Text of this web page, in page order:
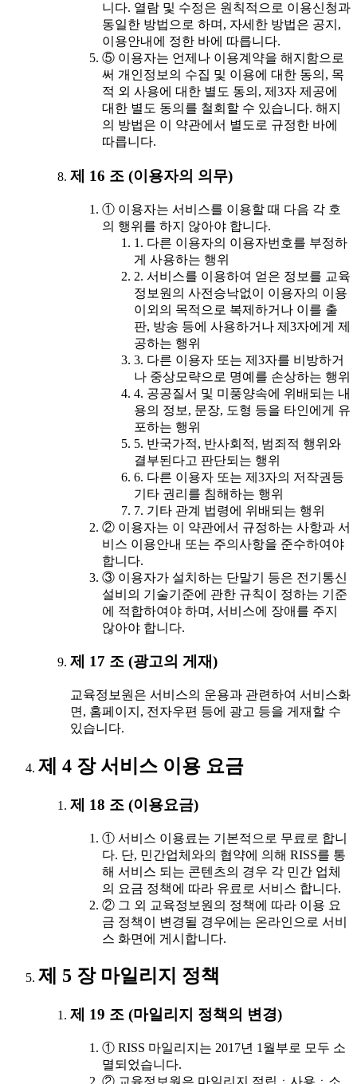
니다. 열람 및 수정은 원칙적으로 이용신청과
동일한 방법으로 하며, 자세한 방법은 공지,
이용안내에 정한 바에 따릅니다.
⑤ 이용자는 언제나 이용계약을 해지함으로
써 개인정보의 수집 및 이용에 대한 동의, 목
적 외 사용에 대한 별도 동의, 제3자 제공에
대한 별도 동의를 철회할 수 있습니다. 해지
의 방법은 이 약관에서 별도로 규정한 바에
따릅니다.
제 16 조 (이용자의 의무)
① 이용자는 서비스를 이용할 때 다음 각 호
의 행위를 하지 않아야 합니다.
1. 다른 이용자의 이용자번호를 부정하
게 사용하는 행위
2. 서비스를 이용하여 얻은 정보를 교육
정보원의 사전승낙없이 이용자의 이용
이외의 목적으로 복제하거나 이를 출
판, 방송 등에 사용하거나 제3자에게 제
공하는 행위
3. 다른 이용자 또는 제3자를 비방하거
나 중상모략으로 명예를 손상하는 행위
4. 공공질서 및 미풍양속에 위배되는 내
용의 정보, 문장, 도형 등을 타인에게 유
포하는 행위
5. 반국가적, 반사회적, 범죄적 행위와
결부된다고 판단되는 행위
6. 다른 이용자 또는 제3자의 저작권등
기타 권리를 침해하는 행위
7. 기타 관계 법령에 위배되는 행위
② 이용자는 이 약관에서 규정하는 사항과 서
비스 이용안내 또는 주의사항을 준수하여야
합니다.
③ 이용자가 설치하는 단말기 등은 전기통신
설비의 기술기준에 관한 규칙이 정하는 기준
에 적합하여야 하며, 서비스에 장애를 주지
않아야 합니다.
제 17 조 (광고의 게재)
교육정보원은 서비스의 운용과 관련하여 서비스화
면, 홈페이지, 전자우편 등에 광고 등을 게재할 수
있습니다.
제 4 장 서비스 이용 요금
제 18 조 (이용요금)
① 서비스 이용료는 기본적으로 무료로 합니
다. 단, 민간업체와의 협약에 의해 RISS를 통
해 서비스 되는 콘텐츠의 경우 각 민간 업체
의 요금 정책에 따라 유료로 서비스 합니다.
② 그 외 교육정보원의 정책에 따라 이용 요
금 정책이 변경될 경우에는 온라인으로 서비
스 화면에 게시합니다.
제 5 장 마일리지 정책
제 19 조 (마일리지 정책의 변경)
① RISS 마일리지는 2017년 1월부로 모두 소
멸되었습니다.
② 교육정보원은 마일리지 적립ㆍ사용ㆍ소